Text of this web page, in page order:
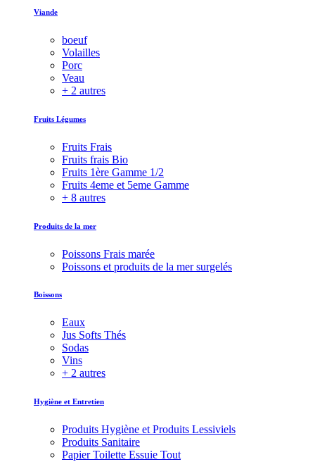
Viande
boeuf
Volailles
Porc
Veau
+ 2 autres
Fruits Légumes
Fruits Frais
Fruits frais Bio
Fruits 1ère Gamme 1/2
Fruits 4eme et 5eme Gamme
+ 8 autres
Produits de la mer
Poissons Frais marée
Poissons et produits de la mer surgelés
Boissons
Eaux
Jus Softs Thés
Sodas
Vins
+ 2 autres
Hygiène et Entretien
Produits Hygiène et Produits Lessiviels
Produits Sanitaire
Papier Toilette Essuie Tout